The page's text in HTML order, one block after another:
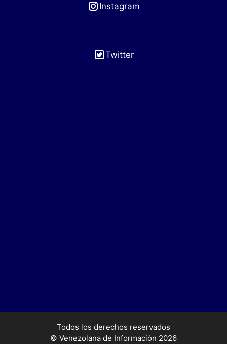
Instagram
Twitter
Todos los derechos reservados
© Venezolana de Información 2026